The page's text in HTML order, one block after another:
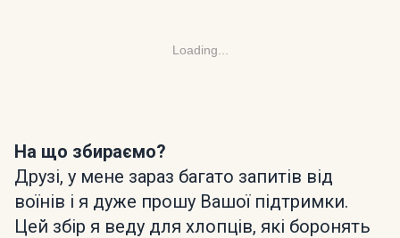
Loading...
На що збираємо?
Друзі, у мене зараз багато запитів від
воїнів і я дуже прошу Вашої підтримки.
Цей збір я веду для хлопців, які боронять